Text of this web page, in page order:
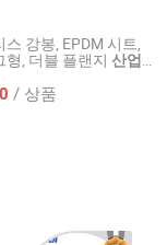
강봉, EPDM 시트,
형, 더블 플랜지 산업용
/ 상품